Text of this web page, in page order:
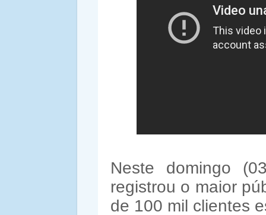
Neste domingo
registrou o maior
de 100 mil clientes